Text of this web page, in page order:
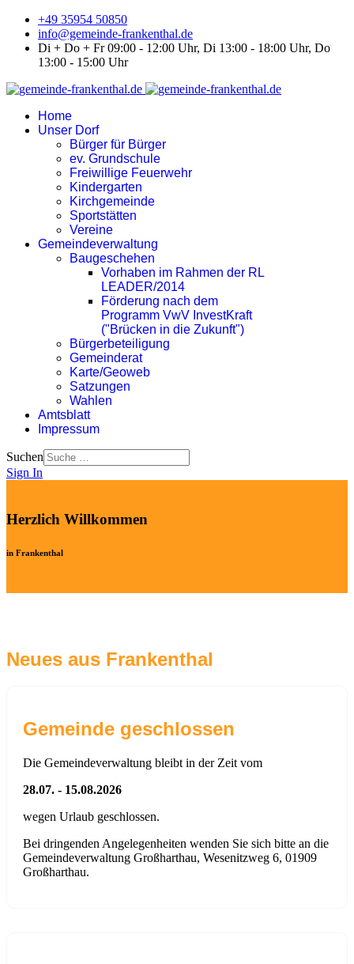
+49 35954 50850
info@gemeinde-frankenthal.de
Di + Do + Fr 09:00 - 12:00 Uhr, Di 13:00 - 18:00 Uhr, Do
13:00 - 15:00 Uhr
Home
Unser Dorf
Bürger für Bürger
ev. Grundschule
Freiwillige Feuerwehr
Kindergarten
Kirchgemeinde
Sportstätten
Vereine
Gemeindeverwaltung
Baugeschehen
Vorhaben im Rahmen der RL
LEADER/2014
Förderung nach dem
Programm VwV InvestKraft
("Brücken in die Zukunft")
Bürgerbeteiligung
Gemeinderat
Karte/Geoweb
Satzungen
Wahlen
Amtsblatt
Impressum
Suchen
Sign In
Herzlich Willkommen
in Frankenthal
Neues aus Frankenthal
Gemeinde geschlossen
Die Gemeindeverwaltung bleibt in der Zeit vom
28.07. - 15.08.2026
wegen Urlaub geschlossen.
Bei dringenden Angelegenheiten wenden Sie sich bitte an die
Gemeindeverwaltung Großharthau, Wesenitzweg 6, 01909
Großharthau.